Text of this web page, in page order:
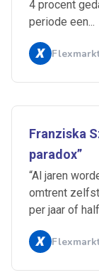
4 procent
periode een...
Franziska
paradox”
“Al jaren
omtrent
per jaar of
je